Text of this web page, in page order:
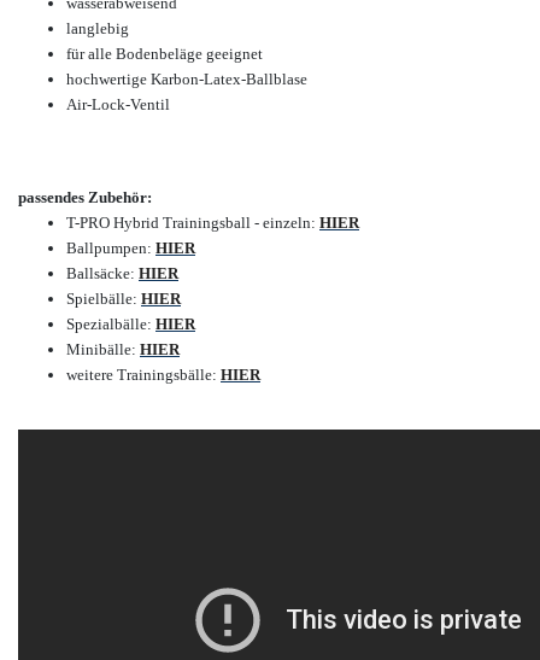
langlebig
für alle Bodenbeläge geeignet
hochwertige Karbon-Latex-Ballblase
Air-Lock-Ventil
passendes Zubehör:
T-PRO Hybrid Trainingsball - einzeln: HIER
Ballpumpen: HIER
Ballsäcke: HIER
Spielbälle: HIER
Spezialbälle: HIER
Minibälle: HIER
weitere Trainingsbälle: HIER